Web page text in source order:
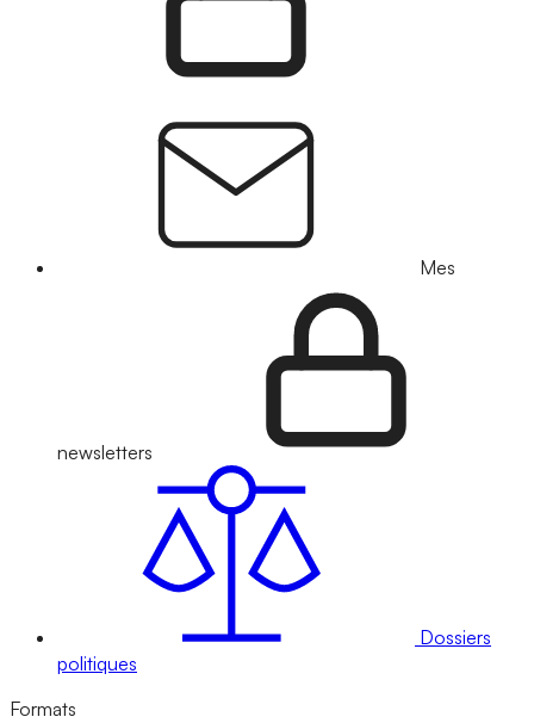
Mes
newsletters
Dossiers
politiques
Formats